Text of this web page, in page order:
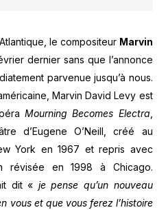
le compositeur Marvin
dernier sans que l’annonce
parvenue jusqu’à nous.
Marvin David Levy est
Mourning Becomes Electra
d’Eugene O’Neill, créé au
York en 1967 et repris avec
révisée en 1998 à Chicago.
dit « je pense qu’un nouveau
vous et que vous ferez l’histoire